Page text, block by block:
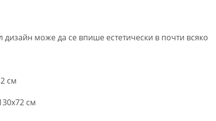
дизайн може да се впише естетически в почти всяко
см
см